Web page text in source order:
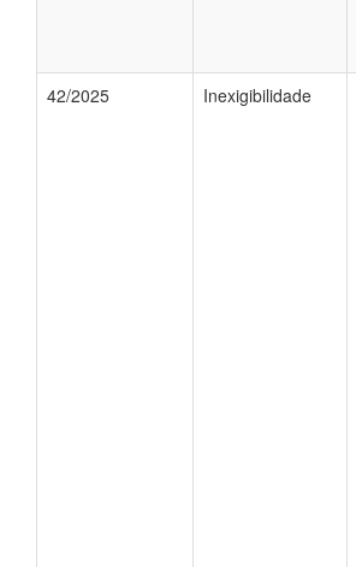
42/2025 Inexigibilidade